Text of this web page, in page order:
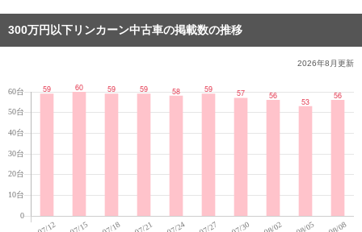
300万円以下リンカーン中古車の掲載数の推移
2026年8月更新